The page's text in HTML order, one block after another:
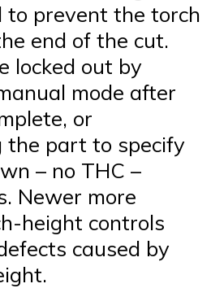
to prevent the torch
end of the cut.
locked out by
mode after
or
the part to specify
– no THC –
Newer more
height controls
caused by